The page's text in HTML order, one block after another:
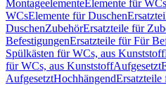
MontageelementeElemente für WCs
WCsElemente für Duschen
DuschenZubehörErsatzteile für
BefestigungenErsatzteile für Für
Spülkästen für WCs, aus Kunststoff
für WCs, aus KunststoffAufgesetzt
AufgesetztHochhängendErsatzteile